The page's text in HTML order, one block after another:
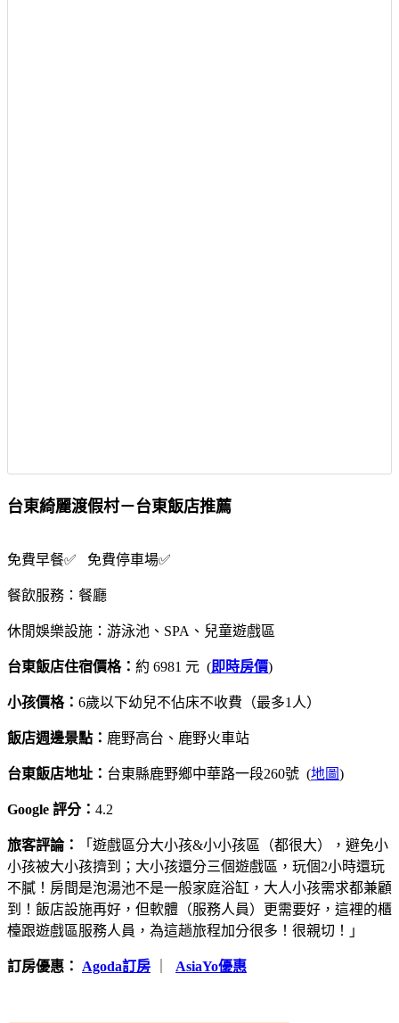
台東綺麗渡假村－台東飯店推薦
免費早餐✅ 免費停車場✅
餐飲服務：餐廳
休閒娛樂設施：游泳池、SPA、兒童遊戲區
台東飯店住宿價格： 約 6981 元 (即時房價)
小孩價格： 6歲以下幼兒不佔床不收費（最多1人）
飯店週邊景點： 鹿野高台、鹿野火車站
台東飯店地址： 台東縣鹿野鄉中華路一段260號 (地圖)
Google 評分： 4.2
旅客評論：
「遊戲區分大小孩&小小孩區（都很大），避免小
小孩被大小孩擠到；大小孩還分三個遊戲區，玩個2小時還玩
不膩！房間是泡湯池不是一般家庭浴缸，大人小孩需求都兼顧
到！飯店設施再好，但軟體（服務人員）更需要好，這裡的櫃
檯跟遊戲區服務人員，為這趟旅程加分很多！很親切！」
訂房優惠： Agoda訂房 AsiaYo優惠